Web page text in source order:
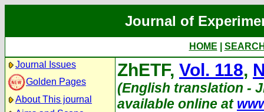
Journal of
HOME
Journal Issues
Golden Pages
About This journal
ZhETF, Vol. 118,
(English translation -
available online at